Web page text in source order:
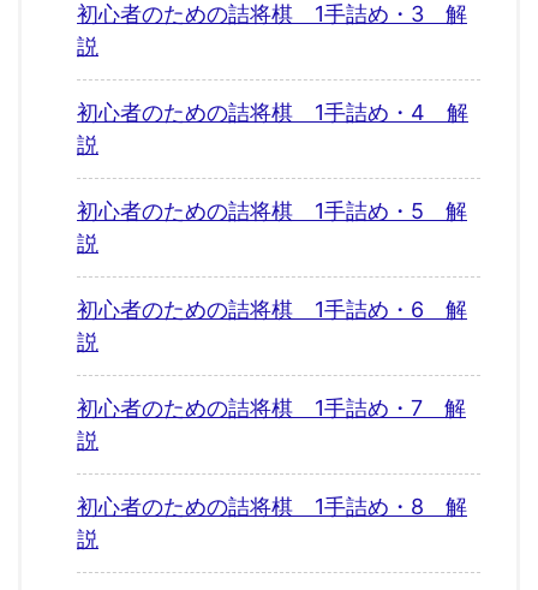
初心者のための詰将棋 1手詰め・3 解
説
初心者のための詰将棋 1手詰め・4 解
説
初心者のための詰将棋 1手詰め・5 解
説
初心者のための詰将棋 1手詰め・6 解
説
初心者のための詰将棋 1手詰め・7 解
説
初心者のための詰将棋 1手詰め・8 解
説